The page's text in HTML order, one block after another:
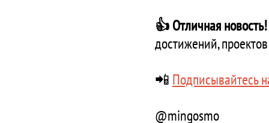
👍 Отличная новость!
достижений,
📲 Подписывайтесь
@mingosmo